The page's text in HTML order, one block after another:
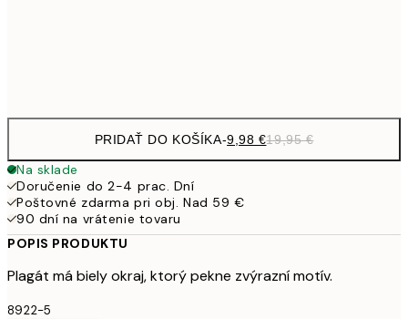
PRIDAŤ DO KOŠÍKA-9,98 €19,95 €
Na sklade
Doručenie do 2-4 prac. Dní
Poštovné zdarma pri obj. Nad 59 €
90 dní na vrátenie tovaru
POPIS PRODUKTU
Plagát má biely okraj, ktorý pekne zvýrazní motív.
8922-5